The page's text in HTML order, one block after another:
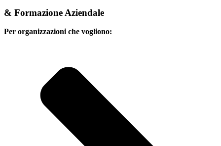
& Formazione Aziendale
Per organizzazioni che vogliono: